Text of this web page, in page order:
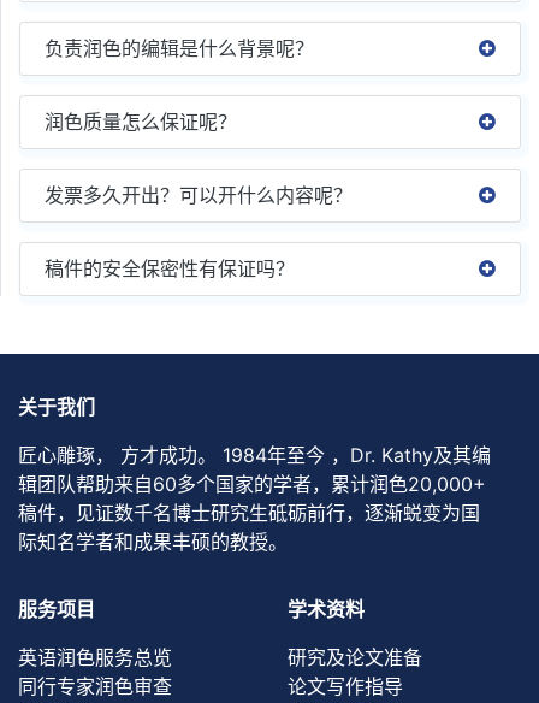
负责润色的编辑是什么背景呢？
润色质量怎么保证呢？
发票多久开出？可以开什么内容呢？
稿件的安全保密性有保证吗？
关于我们
匠心雕琢， 方才成功。 1984年至今 ，Dr. Kathy及其编
辑团队帮助来自60多个国家的学者，累计润色20,000+
稿件，见证数千名博士研究生砥砺前行，逐渐蜕变为国
际知名学者和成果丰硕的教授。
服务项目
英语润色服务总览
同行专家润色审查
学术资料
研究及论文准备
论文写作指导